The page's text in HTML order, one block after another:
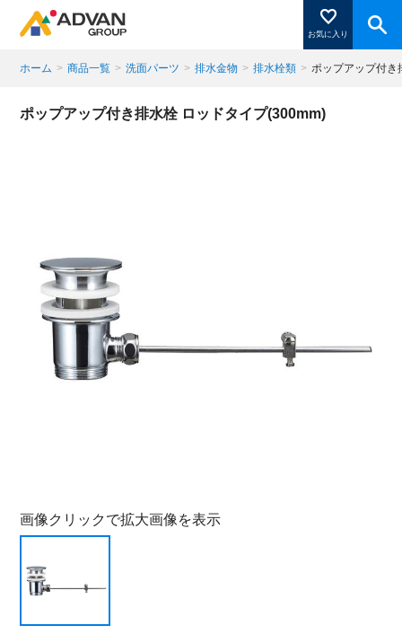
お気に入り
商品ページにある「お気に入り登録」を押すと登録した
ホーム > 商品一覧 > 洗面パーツ > 排水金物 > 排水栓類 > ポップアップ付き
ポップアップ付き排水栓 ロッドタイプ(300mm)
画像クリックで拡大画像を表示